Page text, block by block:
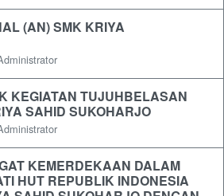
(AN) SMK KRIYA
KEGIATAN TUJUHBELASAN
SAHID SUKOHARJO
KEMERDEKAAN DALAM
HUT REPUBLIK INDONESIA